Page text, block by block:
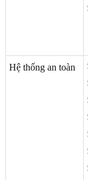
Hệ thống an toàn